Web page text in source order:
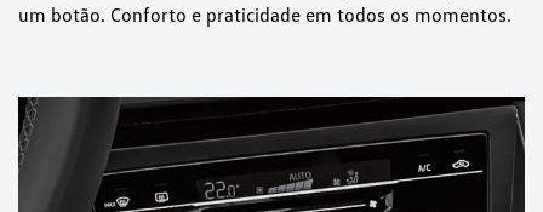
um botão. Conforto e praticidade em todos os momentos.